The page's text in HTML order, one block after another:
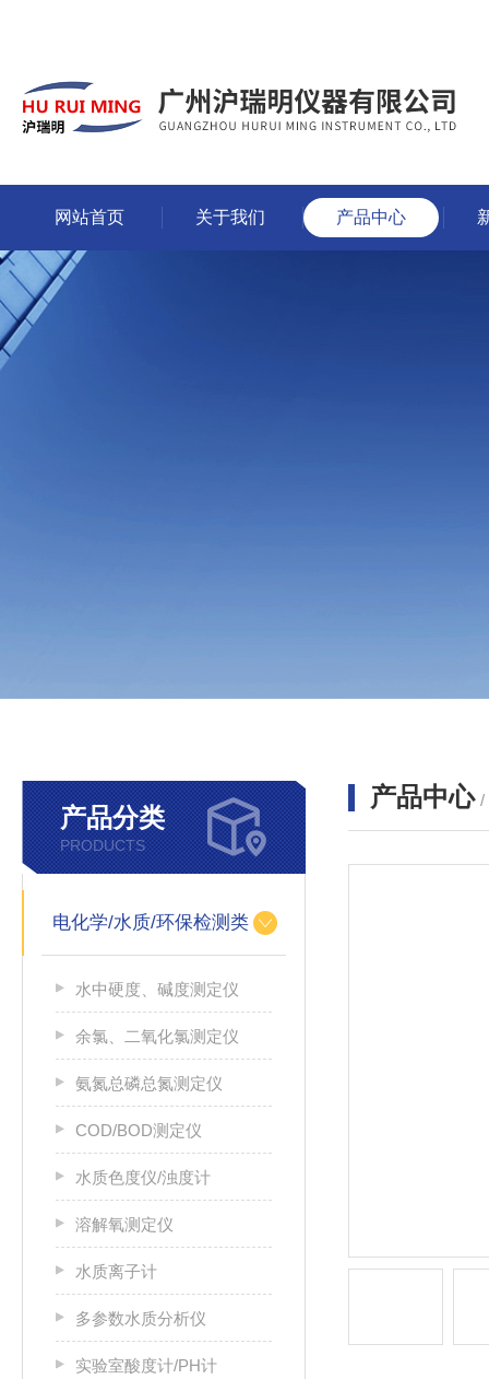
网站首页 关于我们 产品中心
产品分类
PRODUCTS
电化学/水质/环保检测类
水中硬度、碱度测定仪
余氯、二氧化氯测定仪
氨氮总磷总氮测定仪
COD/BOD测定仪
水质色度仪/浊度计
溶解氧测定仪
水质离子计
多参数水质分析仪
实验室酸度计/PH计
产品中心 /